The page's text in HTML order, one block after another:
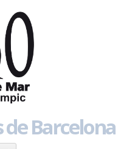
de Barcelona